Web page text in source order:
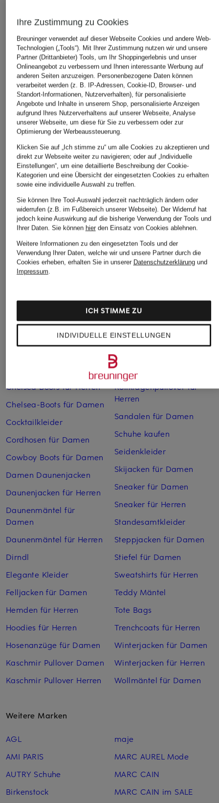
lululemon
Tights ALIGN HR 25IN
74,99 €
Bestpreis:98 €
VARLEY
Tights FREESOFT™️
HIGH RISE
89 €
+Aktionsrabatt
Sweaty Betty
Tights ULTIMATE
STUDIO
Bestpreis:50,99 €
Ursprünglich:
Weitere Kategorien
Anzüge für Herren
Boots für Damen
Cabanjacken für Damen
Chelsea Boots für Herren
Chelsea-Boots für Damen
Cocktailkleider
Cordhosen für Damen
Cowboy Boots für Damen
Damen Daunenjacken
Daunenjacken für Herren
Daunenmäntel für
Damen
Daunenmäntel für Herren
Dirndl
Elegante Kleider
Felljacken für Damen
Hemden für Herren
Hoodies für Herren
Hosenanzüge für Damen
Kaschmir Pullover Damen
Kaschmir Pullover Herren
Lange Ballkleider
Lederjacken für Damen
Mäntel für Damen
Pullover für Damen
Rollkragenpullover für
Herren
Sandalen für Damen
Schuhe kaufen
Seidenkleider
Skijacken für Damen
Sneaker für Damen
Sneaker für Herren
Standesamtkleider
Steppjacken für Damen
Stiefel für Damen
Sweatshirts für Herren
Teddy Mäntel
Tote Bags
Trenchcoats für Herren
Winterjacken für Damen
Winterjacken für Herren
Wollmäntel für Damen
Weitere Marken
AGL
AMI PARIS
AUTRY Schuhe
Birkenstock
maje
MARC AUREL Mode
MARC CAIN
MARC CAIN im SALE
Ihre Zustimmung zu Cookies
Breuninger verwendet auf dieser Webseite Cookies und andere Web-
Technologien („Tools“). Mit Ihrer Zustimmung nutzen wir und unsere
Partner (Drittanbieter) Tools, um Ihr Shoppingerlebnis und unser
Onlineangebot zu verbessern und Ihnen interessante Werbung auf
anderen Seiten anzuzeigen. Personenbezogene Daten können
verarbeitet werden (z. B. IP-Adressen, Cookie-ID, Browser- und
Standort-Informationen, Nutzerverhalten), für personalisierte
Angebote und Inhalte in unserem Shop, personalisierte Anzeigen
aufgrund Ihres Nutzerverhaltens auf unserer Webseite, Analyse
unserer Webseite, um diese für Sie zu verbessern oder zur
Optimierung der Werbeaussteuerung.
Klicken Sie auf „Ich stimme zu“ um alle Cookies zu akzeptieren und
direkt zur Webseite weiter zu navigieren; oder auf „Individuelle
Einstellungen“, um eine detaillierte Beschreibung der Cookie-
Kategorien und eine Übersicht der eingesetzten Cookies zu erhalten
sowie eine individuelle Auswahl zu treffen.
Sie können Ihre Tool-Auswahl jederzeit nachträglich ändern oder
widerrufen (z.B. im Fußbereich unserer Webseite). Der Widerruf hat
jedoch keine Auswirkung auf die bisherige Verwendung der Tools und
Ihrer Daten. Sie können hierden Einsatz von Cookies ablehnen.
Weitere Informationen zu den eingesetzten Tools und der
Verwendung Ihrer Daten, welche wir und unsere Partner durch die
Cookies erheben, erhalten Sie in unserer Datenschutzerklärungund
Impressum.
INDIVIDUELLE EINSTELLUNGEN
ICH STIMME ZU